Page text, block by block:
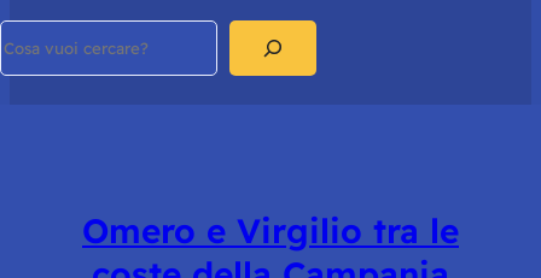
Omero e Virgilio tra le